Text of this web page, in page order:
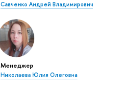
Савченко Андрей Владимирович
Менеджер
Николаева Юлия Олеговна